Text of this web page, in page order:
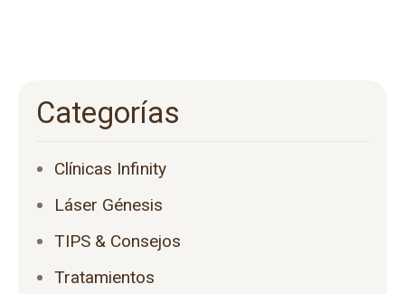
Categorías
Clínicas Infinity
Láser Génesis
TIPS & Consejos
Tratamientos